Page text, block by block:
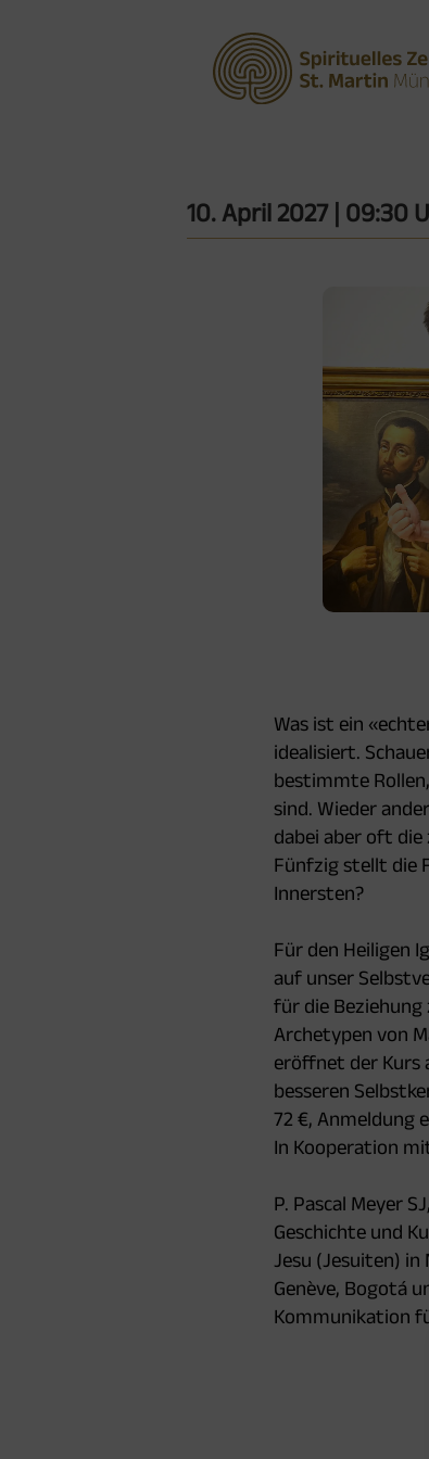
10. April 2027 | 09:30
Was ist ein
idealisiert.
bestimmte
sind. Wieder
dabei aber oft die
Fünfzig stellt die
Innersten?
Für den Heiligen
auf unser
für die Beziehung
Archetypen von
eröffnet der Kurs
besseren
72 €, Anmeldung
In Kooperation
P. Pascal Meyer
Geschichte und
Jesu (Jesuiten)
Genève, Bogotá
Kommunikation